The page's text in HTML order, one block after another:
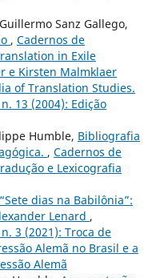
Sanz Gallego,
, Cadernos de
in Exile
e Kirsten Malmklaer
of Translation Studies.
13 (2004): Edição
Humble, Bibliografia
, Cadernos de
e Lexicografia
“Sete dias na Babilônia”:
Lenard ,
3 (2021): Troca de
Alemã no Brasil e a
Alemã